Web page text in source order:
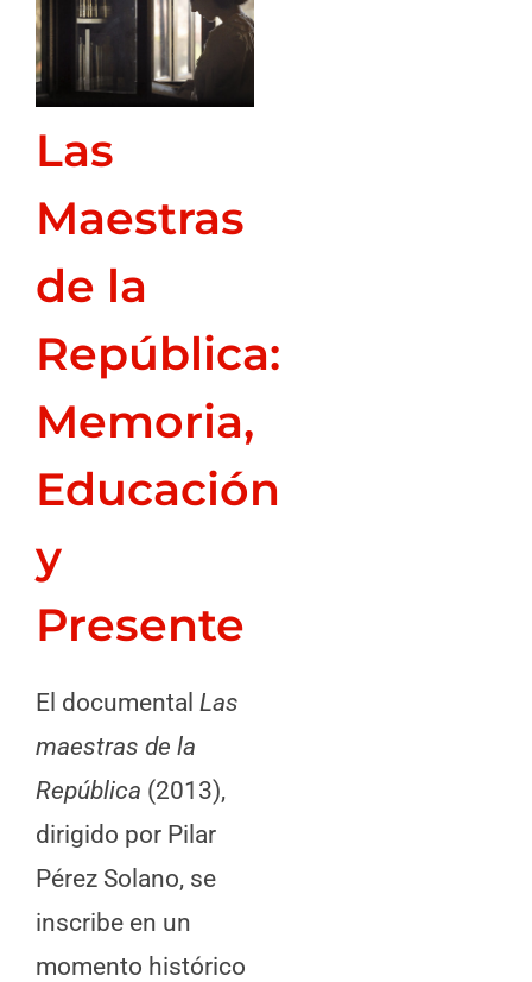
Las
Maestras
de la
República:
Memoria,
Educación
y
Presente
El documental Las
maestras de la
República (2013),
dirigido por Pilar
Pérez Solano, se
inscribe en un
momento histórico